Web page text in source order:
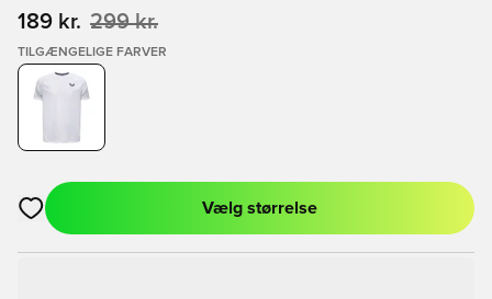
189 kr. 299 kr.
TILGÆNGELIGE FARVER
Åbner en Modal til at logge ind eller tilmelde dig som medlem
Vælg størrelse